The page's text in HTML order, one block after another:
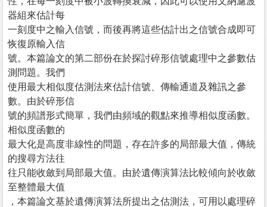
器組來估計每
一刻度中之輸入信號，而後再將這些估計出之信號合成即可
恢復原輸入信
號。本篇論文的第二部份在於探討碎形信號處理中之參數估
測問題。我們
使用最大相似度估測法來估計信號、傳輸通道及雜訊之參
數。由於碎形信
號的頻譜形式簡單，我們由頻域的觀點來推導相似度函數。
相似度函數的
最大化是高度非線性的問題，存在許多的局部最大值，傳統
的搜尋方法往
往只能收斂到局部最大值。由於遺傳演算法比較傾向於收斂
至整體最大值
，本篇論文基於遺傳演算法所提出之估測法，可用以處理碎